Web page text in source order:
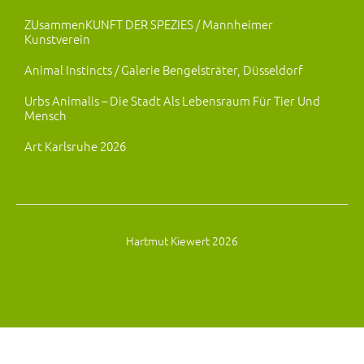
ZUsammenKUNFT DER SPEZIES / Mannheimer
Kunstverein
Animal Instincts / Galerie Bengelsträter, Düsseldorf
Urbs Animalis – Die Stadt Als Lebensraum Für Tier Und
Mensch
Art Karlsruhe 2026
Hartmut Kiewert 2026